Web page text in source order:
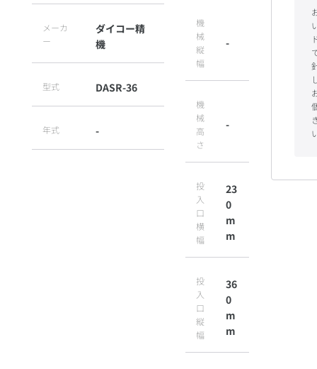
メーカ
ー
ダイコー精
機
型式 DASR-36
年式 -
機
械
縦
幅
-
機
械
高
さ
-
投
入
口
横
幅
23
0
m
m
投
入
口
縦
幅
36
0
m
m